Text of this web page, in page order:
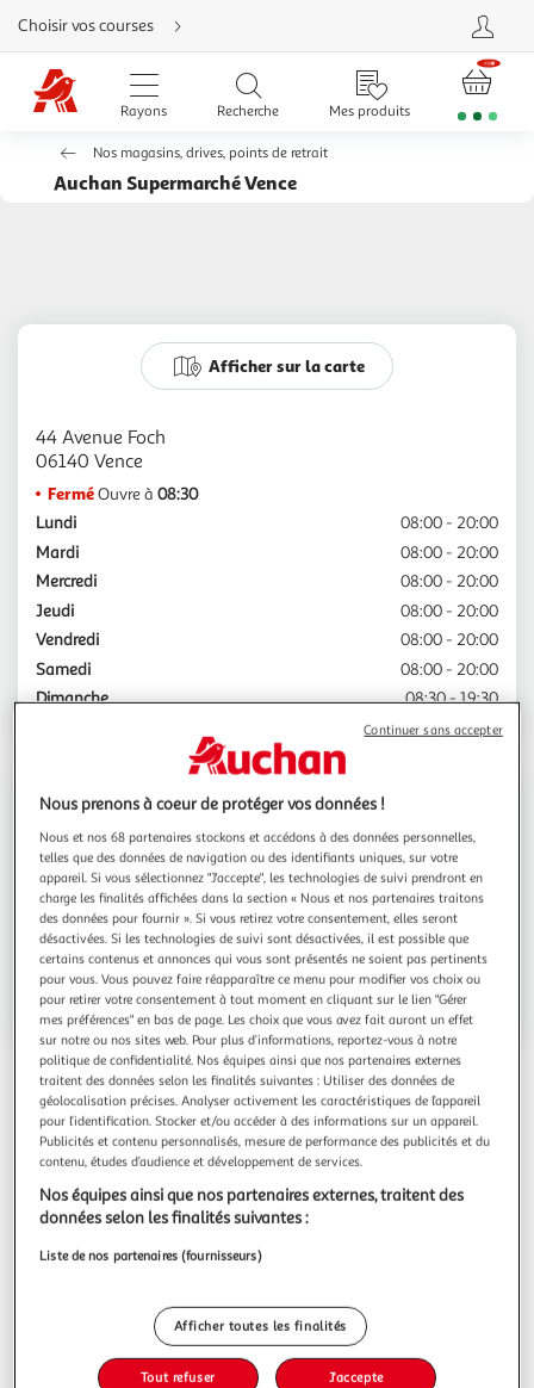
Aller
directement
au
contenu
Aller
directement
recherche
Aller
directement
d'aide
Choisir vos courses
Rayons Recherche Mes produits
Nos magasins, drives, points de retrait
Auchan Supermarché Vence
Afficher sur la carte
44 Avenue Foch
FerméOuvre à 08:30
Lundi
08:00 - 20:00
Mardi
08:00 - 20:00
Mercredi
08:00 - 20:00
Jeudi
08:00 - 20:00
Vendredi
08:00 - 20:00
Samedi
08:00 - 20:00
Dimanche
08:30 - 19:30
Contact
Espace sourds
04.93.58.45.00
Voir l'itinéraire
Les catalogues du moment
Nous prenons à coeur de protéger vos données !
Nous et nos 68 partenaires stockons et accédons à des données personnelles,
telles que des données de navigation ou des identifiants uniques, sur votre
appareil. Si vous sélectionnez "J'accepte", les technologies de suivi prendront en
charge les finalités affichées dans la section « Nous et nos partenaires traitons
des données pour fournir ». Si vous retirez votre consentement, elles seront
désactivées. Si les technologies de suivi sont désactivées, il est possible que
certains contenus et annonces qui vous sont présentés ne soient pas pertinents
pour vous. Vous pouvez faire réapparaître ce menu pour modifier vos choix ou
pour retirer votre consentement à tout moment en cliquant sur le lien "Gérer
mes préférences" en bas de page. Les choix que vous avez fait auront un effet
sur notre ou nos sites web. Pour plus d’informations, reportez-vous à notre
politique de confidentialité. Nos équipes ainsi que nos partenaires externes
traitent des données selon les finalités suivantes : Utiliser des données de
géolocalisation précises. Analyser activement les caractéristiques de l’appareil
pour l’identification. Stocker et/ou accéder à des informations sur un appareil.
Publicités et contenu personnalisés, mesure de performance des publicités et du
contenu, études d’audience et développement de services.
Nos équipes ainsi que nos partenaires externes, traitent des
données selon les finalités suivantes :
Liste de nos partenaires (fournisseurs)
Afficher toutes les finalités
Tout refuser J'accepte
Continuer sans accepter